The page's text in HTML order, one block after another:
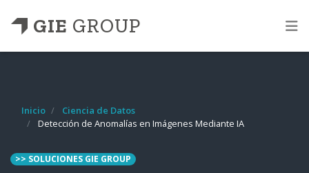
GIE GROUP
Inicio
Ciencia de Datos
Detección de Anomalías en Imágenes Mediante IA
>> SOLUCIONES GIE GROUP